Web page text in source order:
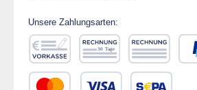
Unsere Zahlungsarten:
Vorkasse Rechnung 30 Tage
Rechnung